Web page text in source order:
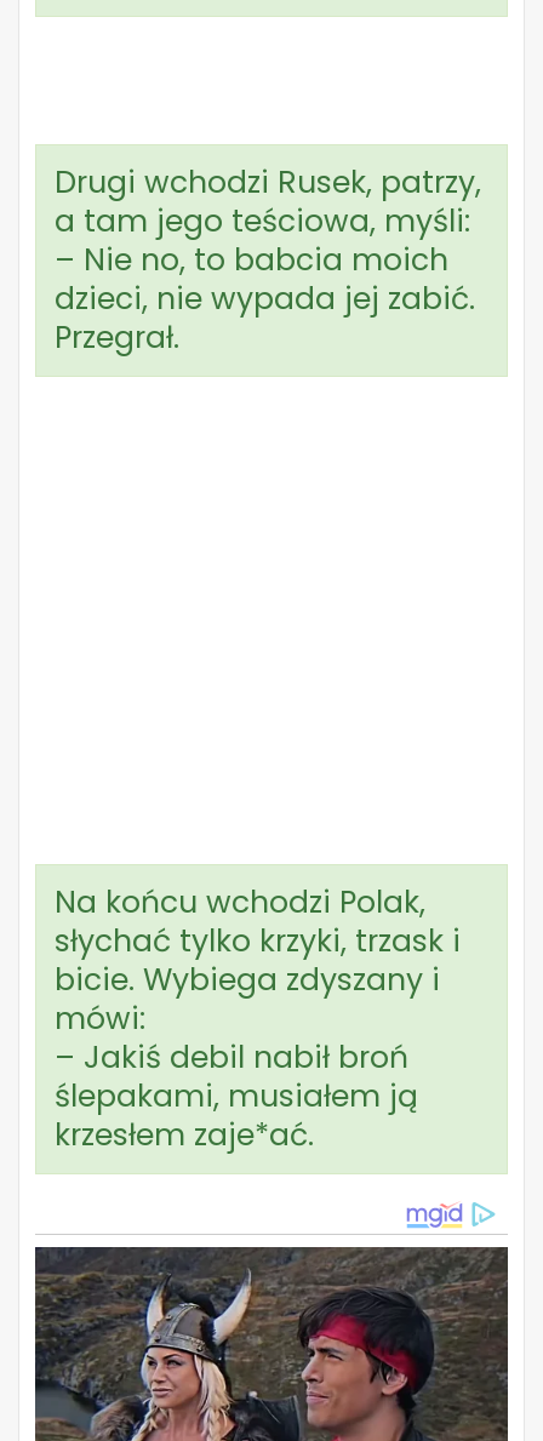
Drugi wchodzi Rusek, patrzy,
a tam jego teściowa, myśli:
– Nie no, to babcia moich
dzieci, nie wypada jej zabić.
Przegrał.
Na końcu wchodzi Polak,
słychać tylko krzyki, trzask i
bicie. Wybiega zdyszany i
mówi:
– Jakiś debil nabił broń
ślepakami, musiałem ją
krzesłem zaje*ać.